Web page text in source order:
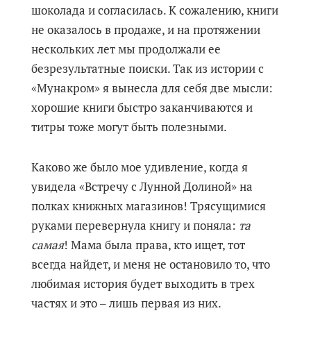
шоколада и согласилась. К сожалению, книги
не оказалось в продаже, и на протяжении
нескольких лет мы продолжали ее
безрезультатные поиски. Так из истории с
«Мунакром» я вынесла для себя две мысли:
хорошие книги быстро заканчиваются и
титры тоже могут быть полезными.
Каково же было мое удивление, когда я
увидела «Встречу с Лунной Долиной» на
полках книжных магазинов! Трясущимися
руками перевернула книгу и поняла: та
самая! Мама была права, кто ищет, тот
всегда найдет, и меня не остановило то, что
любимая история будет выходить в трех
частях и это ‒ лишь первая из них.